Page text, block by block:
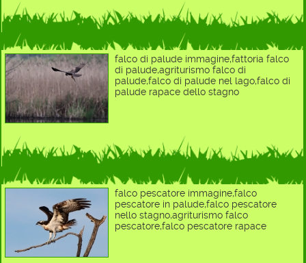
falco di palude immagine,fattoria falco
di palude,agriturismo falco di
palude,falco di palude nel lago,falco di
palude rapace dello stagno
falco pescatore immagine,falco
pescatore in palude,falco pescatore
nello stagno,agriturismo falco
pescatore,falco pescatore rapace